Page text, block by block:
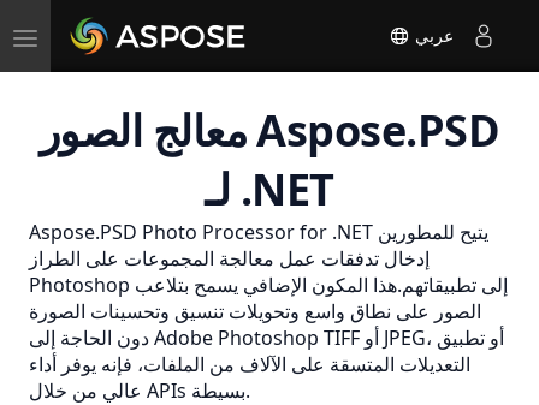
Toggle
navigation
عربي
معالج الصور Aspose.PSD
لـ .NET
Aspose.PSD Photo Processor for .NET يتيح للمطورين
إدخال تدفقات عمل معالجة المجموعات على الطراز
Photoshop إلى تطبيقاتهم.هذا المكون الإضافي يسمح بتلاعب
الصور على نطاق واسع وتحويلات تنسيق وتحسينات الصورة
دون الحاجة إلى Adobe Photoshop TIFF أو JPEG، أو تطبيق
التعديلات المتسقة على الآلاف من الملفات، فإنه يوفر أداء
عالي من خلال APIs بسيطة.